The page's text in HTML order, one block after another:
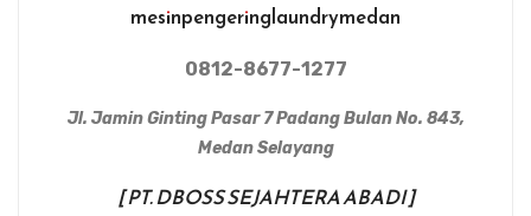
mesinpengeringlaundrymedan
0812-8677-1277
Jl. Jamin Ginting Pasar 7 Padang Bulan No. 843,
Medan Selayang
[ PT. DBOSS SEJAHTERA ABADI ]